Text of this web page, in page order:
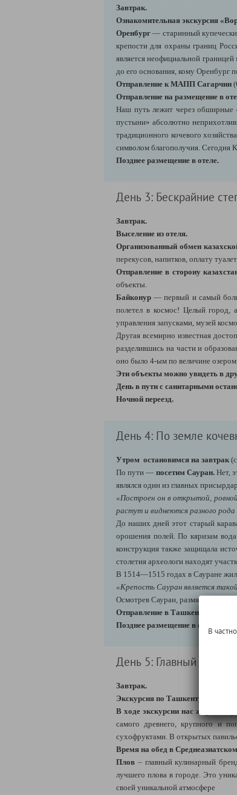
Завтрак.
Ознакомительная экскурсия
Оренбург — старинный
крепости для охраны границ
является неофициальной
до его основания, кому Оренбург
Отправление к МАПП Сагарчин
Отправление на размещение в
Наш путь лежит через обширные
пустыни» абсолютно
традиционного кочевого
символом благополучия. Сегодня
Позднее размещение в отеле.
День 3: Бескрайние
Завтрак.
Выселение из отеля.
Организованный обмен
перекусов, напитков, оплату
Отправление в сторону
объекты.
Байконур — первый и самый
полетел в космос! Целый город,
управления запусками, музей
Другая всемирно известная
разделившись на части и
оно было 4-ым по величине
Эти объекты можно увидеть в
День в пути с санитарными
Ночной переезд.
День 4: По земле
Утром остановимся на завтрак
По пути — посетим Сауран.Нет,
являлся один из главных
«Построен он в открытой,
растут и виднеются разного
До наших дней этот старый
орошения полей. По кяризам
конструкция также защищала
столетия археологи находят
В 1514—1515 годах в Сауране жил
«Крепость Сауран является
Осмотрев Сауран, размяв ноги,
Отправление в Ташкент
Позднее размещение в отеле.
День 5: Главный город
Завтрак.
Экскурсия по Ташкенту «Город
В ходе экскурсии нас ждут:
самого древнего, крупного и
сухофруктами. В открытых
Время на обед в
Плов – главный кулинарный
лучшего плова в городе. Это
своей уникальной атмосфере
В